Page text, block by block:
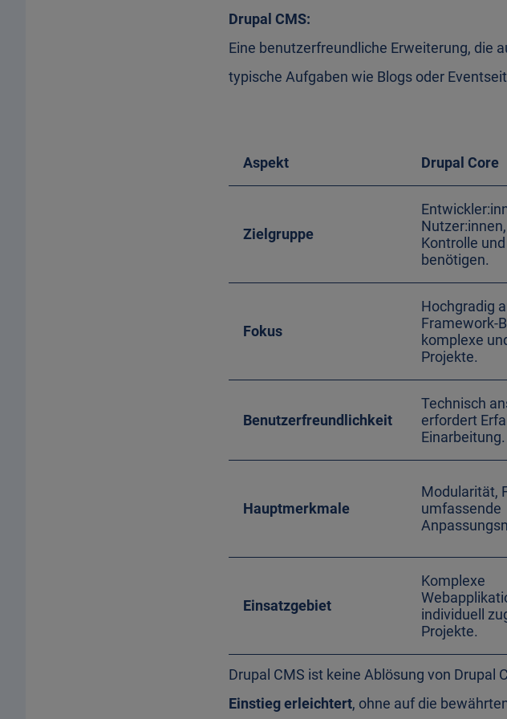
Drupal CMS:
Eine benutzerfreundliche Erweiterung, die
typische Aufgaben wie Blogs oder
Aspekt Drupal Core
Zielgruppe
Kontrolle
benötigen.
Fokus
Hochgradig
Framework-
komplexe
Projekte.
Benutzerfreundlichkeit
Technisch
erfordert
Einarbeitung.
Hauptmerkmale
Modularität,
umfassende
Einsatzgebiet
Komplexe
individuell
Projekte.
Drupal CMS ist keine Ablösung von Drupal
Einstieg erleichtert, ohne auf die